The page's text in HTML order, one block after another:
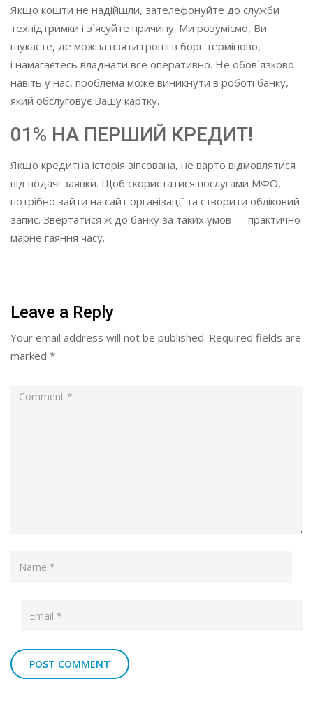
Якщо кошти не надійшли, зателефонуйте до служби
техпідтримки і з`ясуйте причину. Ми розуміємо, Ви
шукаєте, де можна взяти гроші в борг терміново,
і намагаєтесь владнати все оперативно. Не обов`язково
навіть у нас, проблема може виникнути в роботі банку,
який обслуговує Вашу картку.
01% НА ПЕРШИЙ КРЕДИТ!
Якщо кредитна історія зіпсована, не варто відмовлятися
від подачі заявки. Щоб скористатися послугами МФО,
потрібно зайти на сайт організації та створити обліковий
запис. Звертатися ж до банку за таких умов — практично
марне гаяння часу.
Leave a Reply
Your email address will not be published. Required fields are
marked *